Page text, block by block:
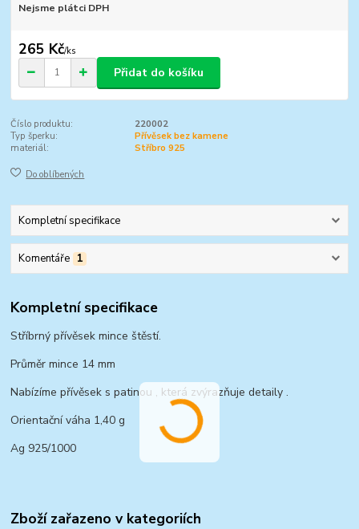
Nejsme plátci DPH
265 Kč/ks
Přidat do košíku
Číslo produktu:
220002
Typ šperku:
Přívěsek bez kamene
materiál:
Stříbro 925
Do oblíbených
Kompletní specifikace
Komentáře 1
Kompletní specifikace
Stříbrný přívěsek mince štěstí.
Průměr mince 14 mm
Nabízíme přívěsek s patinou , která zvýrazňuje detaily .
Orientační váha 1,40 g
Ag 925/1000
Zboží zařazeno v kategoriích